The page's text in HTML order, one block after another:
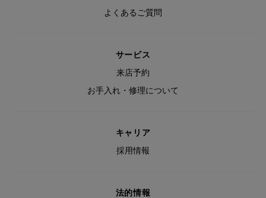
よくあるご質問
サービス
来店予約
お手入れ・修理について
キャリア
採用情報
法的情報